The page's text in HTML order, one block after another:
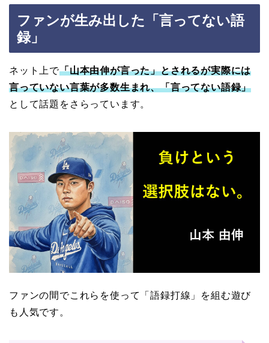
ファンが生み出した「言ってない語
録」
ネット上で「山本由伸が言った」とされるが実際には
言っていない言葉が多数生まれ、「言ってない語録」
として話題をさらっています。
ファンの間でこれらを使って「語録打線」を組む遊び
も人気です。